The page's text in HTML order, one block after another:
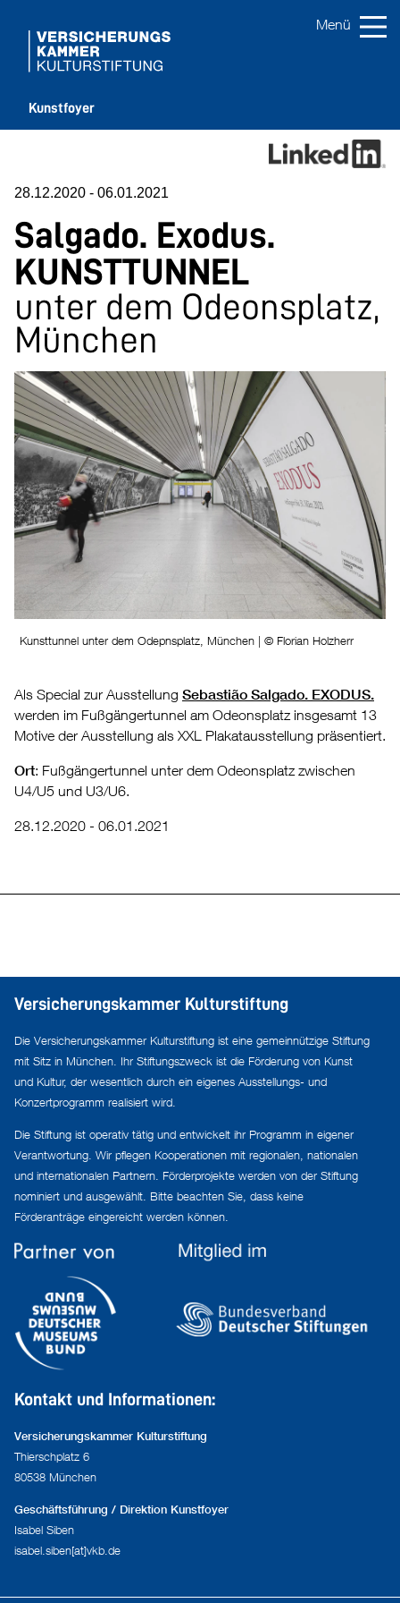
Kunstfoyer
28.12.2020 - 06.01.2021
Salgado. Exodus.
KUNSTTUNNEL
unter dem Odeonsplatz,
München
Kunsttunnel unter dem Odepnsplatz, München | © Florian Holzherr
Als Special zur Ausstellung Sebastião Salgado. EXODUS.
werden im Fußgängertunnel am Odeonsplatz insgesamt 13
Motive der Ausstellung als XXL Plakatausstellung präsentiert.
Ort: Fußgängertunnel unter dem Odeonsplatz zwischen
U4/U5 und U3/U6.
28.12.2020 - 06.01.2021
Versicherungskammer Kulturstiftung
Die Versicherungskammer Kulturstiftung ist eine gemeinnützige Stiftung
mit Sitz in München. Ihr Stiftungszweck ist die Förderung von Kunst
und Kultur, der wesentlich durch ein eigenes Ausstellungs- und
Konzertprogramm realisiert wird.
Die Stiftung ist operativ tätig und entwickelt ihr Programm in eigener
Verantwortung. Wir pflegen Kooperationen mit regionalen, nationalen
und internationalen Partnern. Förderprojekte werden von der Stiftung
nominiert und ausgewählt. Bitte beachten Sie, dass keine
Förderanträge eingereicht werden können.
Kontakt und Informationen:
Versicherungskammer Kulturstiftung
Thierschplatz 6
80538 München
Geschäftsführung / Direktion Kunstfoyer
Isabel Siben
isabel.siben[at]vkb.de